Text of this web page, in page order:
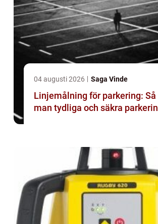
04 augusti 2026 Saga Vinde
Linjemålning för parkering: Så
man tydliga och säkra